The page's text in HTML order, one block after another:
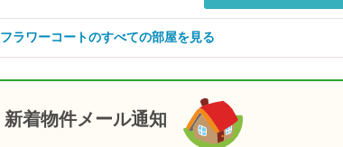
フラワーコートのすべての部屋を見る
新着物件メール通知